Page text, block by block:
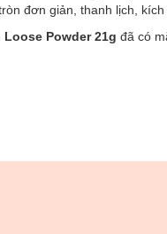
đơn giản, thanh lịch,
Powder 21g đã có